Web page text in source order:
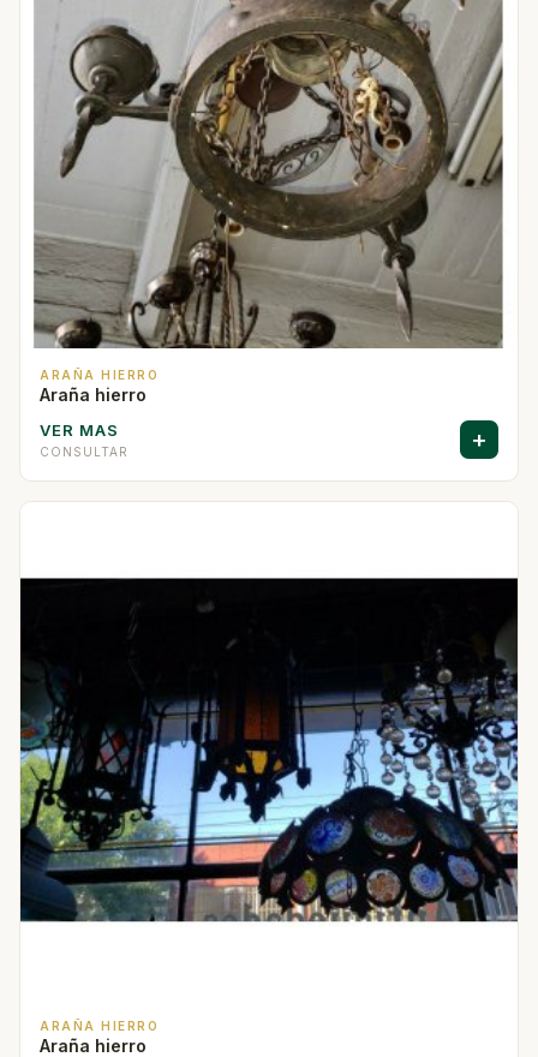
ARAÑA HIERRO
Araña hierro
VER MAS
CONSULTAR +
ARAÑA HIERRO
Araña hierro